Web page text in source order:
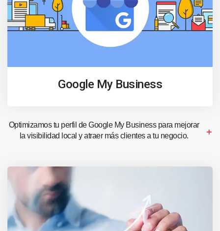
Google My Business
Optimizamos tu perfil de Google My Business para mejorar
la visibilidad local y atraer más clientes a tu negocio.